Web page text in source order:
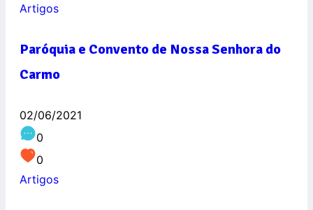
Artigos
Paróquia e Convento de Nossa Senhora do
Carmo
02/06/2021
0
0
Artigos